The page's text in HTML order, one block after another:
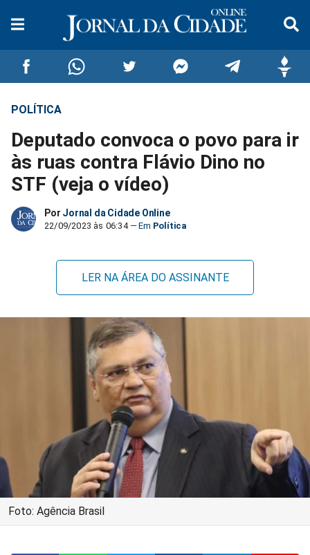
Compartilhar
no
Facebook
Compartilhar
no
Whatsapp
no
Twitter
no
Messenger
no
no
POLÍTICA
Deputado convoca o povo para ir
às ruas contra Flávio Dino no
STF (veja o vídeo)
Por Jornal da Cidade Online
22/09/2023 às 06:34 Política
LER NA ÁREA DO ASSINANTE
Foto: Agência Brasil